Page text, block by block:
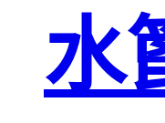
水